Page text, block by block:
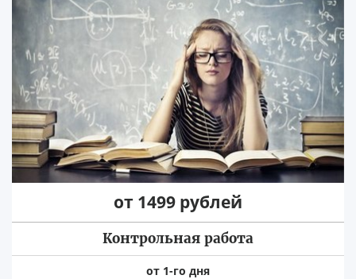
от 1499 рублей
Контрольная работа
от 1-го дня